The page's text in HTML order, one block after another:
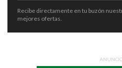
Recibe directamente en tu buzón
mejores ofertas.